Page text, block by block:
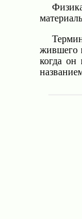
жившего
когда он